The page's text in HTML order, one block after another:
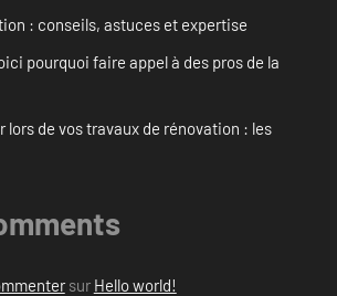
: conseils, astuces et expertise
pourquoi faire appel à des pros de la
lors de vos travaux de rénovation : les
sur Hello world!